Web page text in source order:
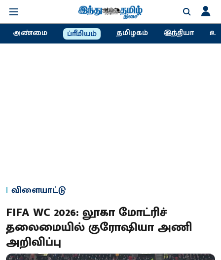
அண்மை ப்ரீமியம் தமிழகம் இந்தியா
விளையாட்டு
FIFA WC 2026: லூகா மோட்ரிச்
தலைமையில் குரோஷியா அணி
அறிவிப்பு